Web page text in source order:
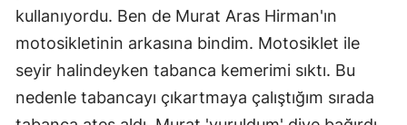
kullanıyordu. Ben de Murat Aras Hirman'ın
motosikletinin arkasına bindim. Motosiklet ile
seyir halindeyken tabanca kemerimi sıktı. Bu
nedenle tabancayı çıkartmaya çalıştığım sırada